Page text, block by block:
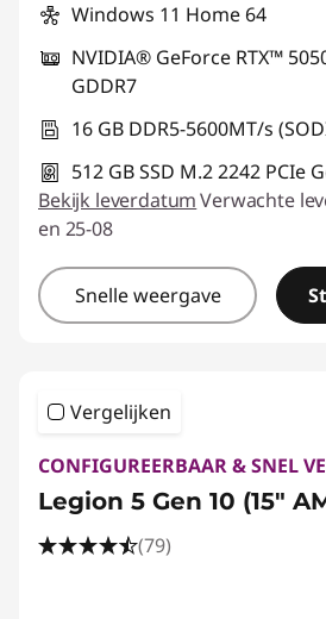
Windows 11 Home 64
NVIDIA® GeForce RTX™
GDDR7
16 GB DDR5-5600MT/s
512 GB SSD M.2 2242 PCIe
Bekijk leverdatumVerwachte
en 25-08
Snelle weergave
Vergelijken
CONFIGUREERBAAR & SNEL
Legion 5 Gen 10 (15"
(79)